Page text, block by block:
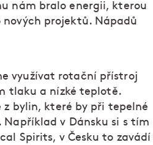
nám bralo energii, kterou
projektů. Nápadů
využívat rotační přístroj
tlaku a nízké teplotě.
z bylin, které by při tepelné
v Dánsku si s tím
Spirits, v Česku to zavádí